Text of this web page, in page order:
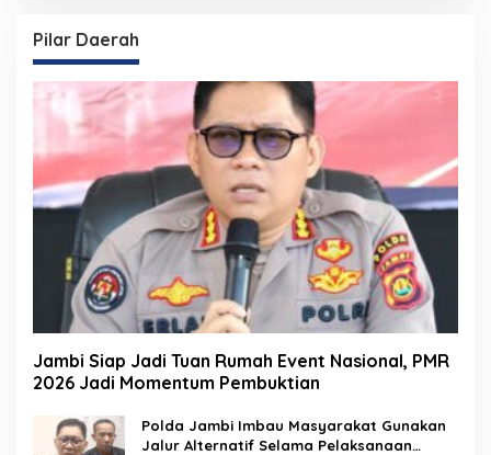
Pilar Daerah
Jambi Siap Jadi Tuan Rumah Event Nasional, PMR
2026 Jadi Momentum Pembuktian
Polda Jambi Imbau Masyarakat Gunakan
Jalur Alternatif Selama Pelaksanaan